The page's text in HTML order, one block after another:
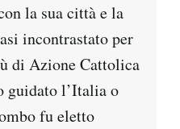
la sua città e la
incontrastato per
di Azione Cattolica
guidato l’Italia o
fu eletto